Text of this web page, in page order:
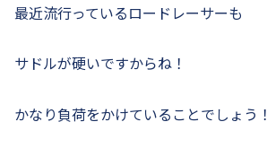
最近流行っているロードレーサーも
サドルが硬いですからね！
かなり負荷をかけていることでしょう！